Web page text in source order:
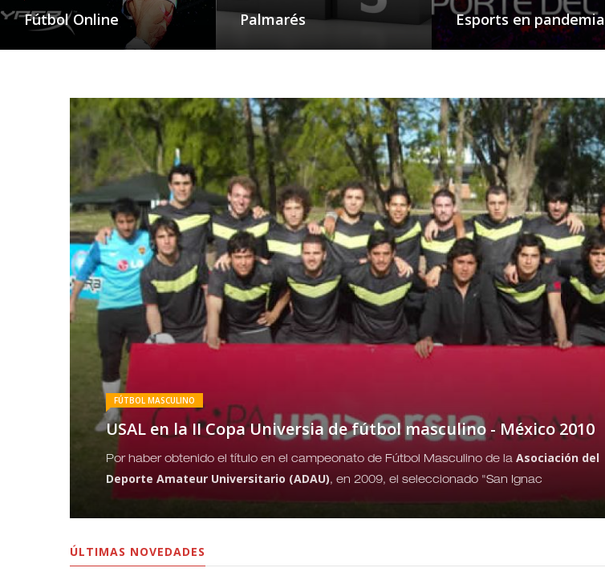
Fútbol Online Palmarés Esports en pandemia
FÚTBOL MASCULINO
USAL en la II Copa Universia de fútbol masculino - México 2010
Por haber obtenido el título en el campeonato de Fútbol Masculino de la Asociación del
Deporte Amateur Universitario (ADAU), en 2009, el seleccionado "San Ignac
ÚLTIMAS NOVEDADES